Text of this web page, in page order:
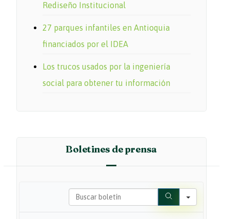
Rediseño Institucional
27 parques infantiles en Antioquia
financiados por el IDEA
Los trucos usados por la ingeniería
social para obtener tu información
Boletines de prensa
Search